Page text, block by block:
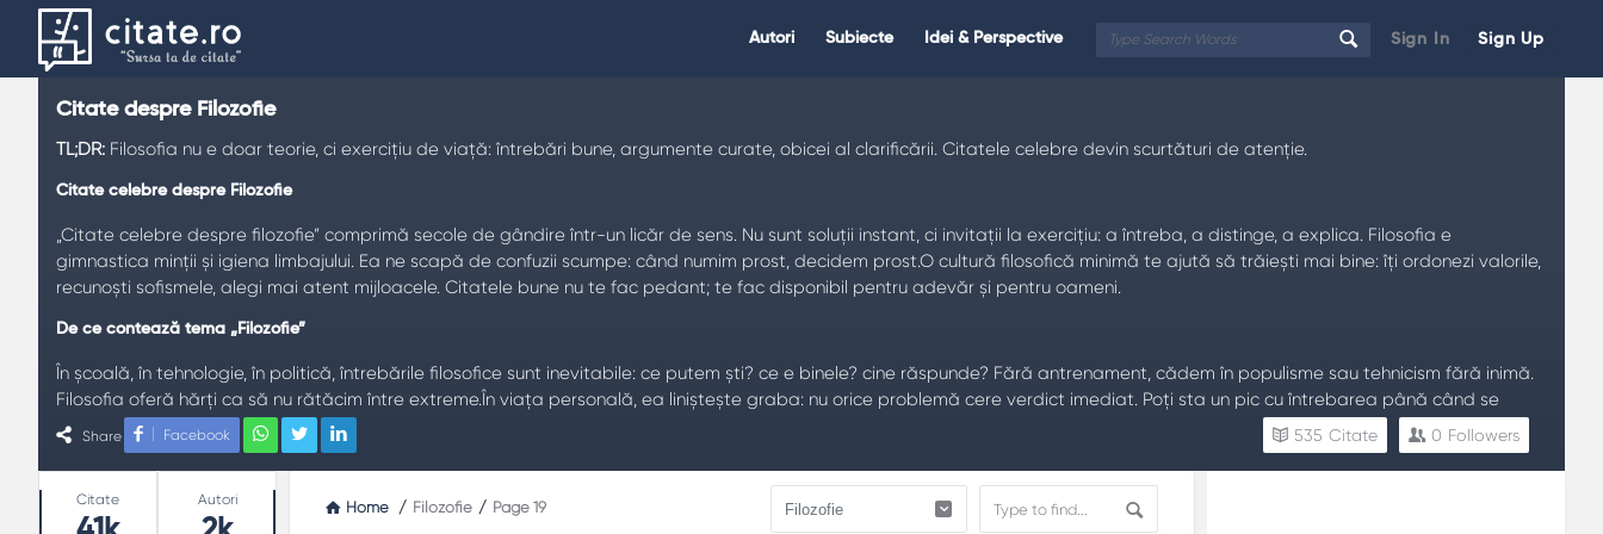
Sign In Sign Up
Citate.ro
Autori Subiecte Idei & Perspective
Citate despre Filozofie
TL;DR: Filosofia nu e doar teorie, ci exercițiu de viață: întrebări bune, argumente curate, obicei al clarificării. Citatele celebre devin scurtături de atenție.
Citate celebre despre Filozofie
„Citate celebre despre filozofie” comprimă secole de gândire într-un licăr de sens. Nu sunt soluții instant, ci invitații la exercițiu: a întreba, a distinge, a explica. Filosofia e
gimnastica minții și igiena limbajului. Ea ne scapă de confuzii scumpe: când numim prost, decidem prost.O cultură filosofică minimă te ajută să trăiești mai bine: îți ordonezi valorile,
recunoști sofismele, alegi mai atent mijloacele. Citatele bune nu te fac pedant; te fac disponibil pentru adevăr și pentru oameni.
De ce contează tema „Filozofie”
În școală, în tehnologie, în politică, întrebările filosofice sunt inevitabile: ce putem ști? ce e binele? cine răspunde? Fără antrenament, cădem în populisme sau tehnicism fără inimă.
Filosofia oferă hărți ca să nu rătăcim între extreme.În viața personală, ea liniștește graba: nu orice problemă cere verdict imediat. Poți sta un pic cu întrebarea până când se
clarifică termenii.
Teme frecvente
: definiții înainte de dispute.
Share Facebook 0 Followers
535 Citate
Home / Filozofie / Page 19
Stats
Citate Autori